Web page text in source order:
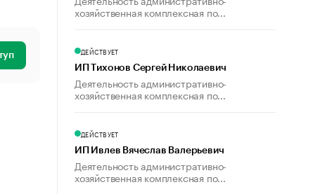
хозяйственная комплексная по...
ДЕЙСТВУЕТ
ИП Тихонов Сергей Николаевич
Деятельность административно-
хозяйственная комплексная по...
ДЕЙСТВУЕТ
ИП Ивлев Вячеслав Валерьевич
Деятельность административно-
хозяйственная комплексная по...